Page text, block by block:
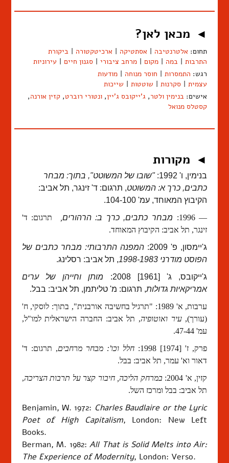
◄ מכאן לאן?
תחום: אלטרנטיבה | אסתטיקה | ארכיטקטורה | ביקורת
התרבות | במה | מקום | מרחב ציבורי | סגנון חיים | עירוניות
רגש: התמסרות | חוסר מנוחה | מודעות
עצמית | סקרנות | שוטטות | שייכות
אישים: בנימין ולטר, ג'ייקובס ג'יין, ונטורי רוברט, קזין אורנה,
קסטלס מנואל
◄ מקורות
בנימין, ו' 1992:
"שובו של המשוטט", בתוך: מבחר
כתבים, כרך א: המשוטט, תרגום: ד' זינגר, תל אביב:
הקיבוץ המאוחד, עמ' 104-100.
— 1996:
מבחר כתבים, כרך ב: הרהורים
תרגום: ד'
זינגר, תל אביב: הקיבוץ המאוחד.
ג'יימסון, פ' 2009:
המפנה התרבותי: מבחר כתבים של
הפוסט מודרני 1998-1983
, תל אביב: רסלינג.
ג'ייקובס, ג' [1961] 2008:
מותן וחייהן של ערים
אמריקאיות גדולות, תרגום: מ' טליתמן, תל אביב: בבל.
ערבות, א' 1989: "תרגיל בחשיבה אורבנית", בתוך: לוסקי, ח'
(עורך),עיר ואוטופיה, תל אביב: החברה הישראלית למו"ל,
עמ' 47-44.
פרק, ז' [1974] 1998:
חלל וכו': מבחר מרחבים, תרגום: ד'
דאור וא' עמר, תל אביב: בבל.
קזין, א' 2004:
במרחק הליכה, חיבור קצר על תרבות הצריכה,
תל אביב: בבל ומרכז השל.
Benjamin, W. 1972: Charles Baudlaire or the Lyric
Poet of High Capitalism, London: New Left
Books.
Berman, M. 1982:All That is Solid Melts into Air:
The Experience of Modernity, London: Verso.